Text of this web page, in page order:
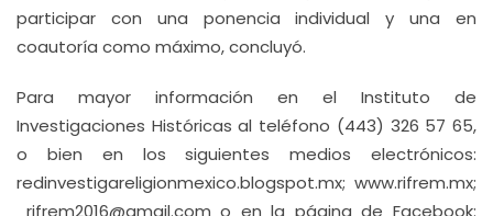
participar con una ponencia individual y una en
coautoría como máximo, concluyó.
Para mayor información en el Instituto de
Investigaciones Históricas al teléfono (443) 326 57 65,
o bien en los siguientes medios electrónicos:
redinvestigareligionmexico.blogspot.mx; www.rifrem.mx;
rifrem2016@gmail.com o en la página de Facebook: